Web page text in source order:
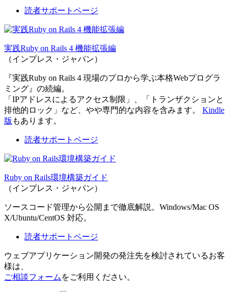
読者サポートページ
実践Ruby on Rails 4 機能拡張編
（インプレス・ジャパン）
『実践Ruby on Rails 4 現場のプロから学ぶ本格Webプログラ
ミング』の続編。
「IPアドレスによるアクセス制限」、「トランザクションと
排他的ロック」など、やや専門的な内容を含みます。 Kindle
版 もあります。
読者サポートページ
Ruby on Rails環境構築ガイド
（インプレス・ジャパン）
ソースコード管理から公開まで徹底解説。Windows/Mac OS
X/Ubuntu/CentOS 対応。
読者サポートページ
ウェブアプリケーション開発の発注先を検討されているお客
様は、
ご相談フォーム をご利用ください。